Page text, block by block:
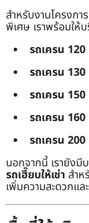
สำหรับงานโครงก
พิเศษ เราพร้อมให้
รถเครน
รถเครน
รถเครน
รถเครน
รถเครน
นอกจากนี้ เรายังมี
รถเฮี๊ยบให้เช่า สำ
เพิ่มความสะดวกแ